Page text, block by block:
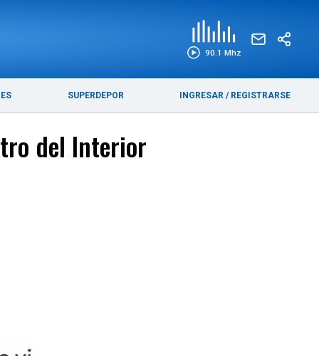
90.1 Mhz
SUPERDEPOR INGRESAR / REGISTRARSE
del Interior